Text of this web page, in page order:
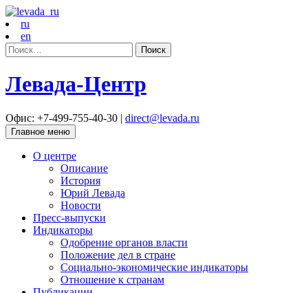
ru
en
Найти:
Левада-Центр
Офис: +7-499-755-40-30 | direct@levada.ru
Главное меню
О центре
Описание
История
Юрий Левада
Новости
Пресс-выпуски
Индикаторы
Одобрение органов власти
Положение дел в стране
Социально-экономические индикаторы
Отношение к странам